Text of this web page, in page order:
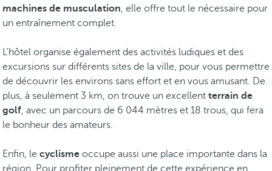
machines de musculation, elle offre tout le nécessaire pour
un entraînement complet.
L'hôtel organise également des activités ludiques et des
excursions sur différents sites de la ville, pour vous permettre
de découvrir les environs sans effort et en vous amusant. De
plus, à seulement 3 km, on trouve un excellent terrain de
golf, avec un parcours de 6 044 mètres et 18 trous, qui fera
le bonheur des amateurs.
Enfin, le cyclisme occupe aussi une place importante dans la
région. Pour profiter pleinement de cette expérience en